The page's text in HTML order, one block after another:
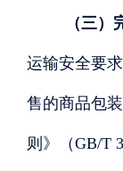
（三）
运输安全要
售的商品包
则》（GB/T